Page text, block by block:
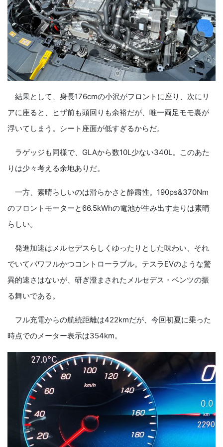
結果として、身長176cmの小沢がフロントに座り、次にリ
アに座ると、ヒザ前も頭回りも余裕だが、唯一両足モモ裏が
浮いてしまう。シート座面が低すぎるからだ。
ラゲッジも同様で、GLAから数10L少ない340L。このあた
りは少々考える余地ありだ。
一方、素晴らしいのは滑らかさと静粛性。190ps&370Nm
のフロントモーターと66.5kWhの電池が生み出す走りは素晴
らしい。
発進加速はメルセデスらしくゆったりとした味わい、それ
でいてパワフルかつコントローラブル。テスラEVのような驚
異的速さはないが、研ぎ澄まされたメルセデス・ベンツの振
る舞いである。
フル充電からの航続距離は422kmだが、今回初夏に乗った
時点でのメーター表示は354km。